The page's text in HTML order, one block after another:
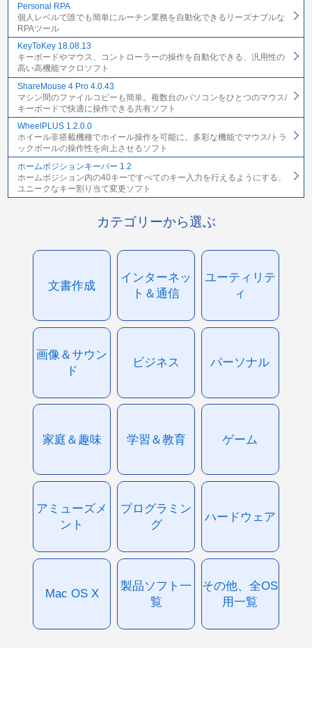
Personal RPA
個人レベルで誰でも簡単にルーチン業務を自動化できるリーズナブルな
RPAツール
KeyToKey 18.08.13
キーボードやマウス、コントローラーの操作を自動化できる、汎用性の
高い高機能マクロソフト
ShareMouse 4 Pro 4.0.43
マシン間のファイルコピーも簡単。複数台のパソコンをひとつのマウス/
キーボードで快適に操作できる共有ソフト
WheelPLUS 1.2.0.0
ホイール非搭載機種でホイール操作を可能に。多彩な機能でマウス/トラ
ックボールの操作性を向上させるソフト
ホームポジションキーパー 1.2
ホームポジション内の40キーですべてのキー入力を行えるようにする、
ユニークなキー割り当て変更ソフト
カテゴリーから選ぶ
文書作成
インターネッ
ト＆通信
ユーティリテ
ィ
画像＆サウン
ド
ビジネス パーソナル
家庭＆趣味 学習＆教育 ゲーム
アミューズメ
ント
プログラミン
グ
ハードウェア
Mac OS X
製品ソフト一
覧
その他、全OS
用一覧